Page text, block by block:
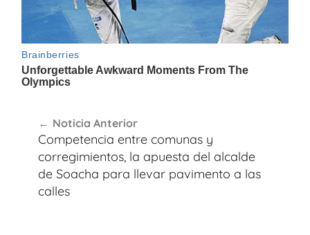
de
entradas
Noticia Anterior
Competencia entre comunas y
corregimientos, la apuesta del alcalde
de Soacha para llevar pavimento a las
calles